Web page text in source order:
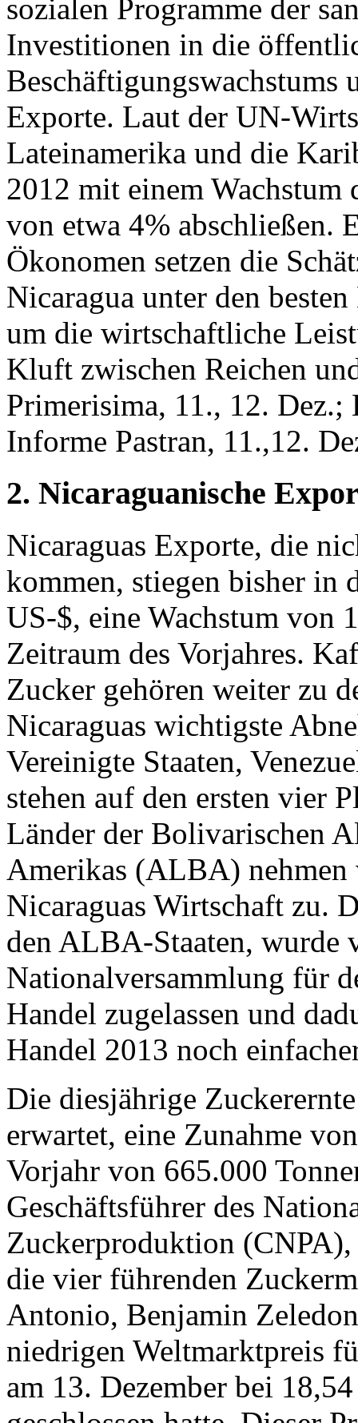
sozialen Programme der
Investitionen in die
Exporte. Laut der UN-
Lateinamerika und die
2012 mit einem
von etwa 4% abschließen.
Ökonomen setzen die
Nicaragua unter den
um die wirtschaftliche
Kluft zwischen Reichen
Primerisima, 11., 12.
Informe Pastran, 11.,12.
2. Nicaraguanische
Nicaraguas Exporte, die
kommen, stiegen bisher in
US-$, eine Wachstum von
Zeitraum des Vorjahres.
Zucker gehören weiter zu
Nicaraguas wichtigste
Vereinigte Staaten,
stehen auf den ersten vier
Länder der Bolivarischen
Amerikas (ALBA) nehmen
Nicaraguas Wirtschaft zu.
den ALBA-Staaten, wurde
Nationalversammlung für
Handel zugelassen und
Handel 2013 noch
Die diesjährige
erwartet, eine Zunahme
Vorjahr von 665.000
Geschäftsführer des
Zuckerproduktion (CNPA),
die vier führenden
Antonio, Benjamin
niedrigen Weltmarktpreis
am 13. Dezember bei